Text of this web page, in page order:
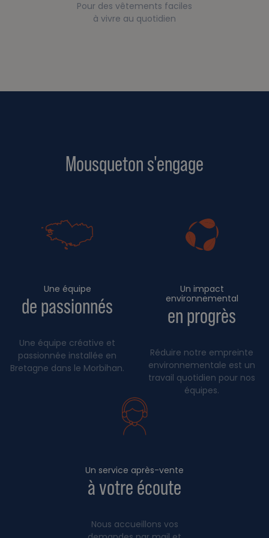
Pour des vêtements faciles
à vivre au quotidien
Mousqueton s'engage
Une équipe
de passionnés
Une équipe créative et
passionnée installée en
Bretagne dans le Morbihan.
Un impact
environnemental
en progrès
Réduire notre empreinte
environnementale est un
travail quotidien pour nos
équipes.
Un service après-vente
à votre écoute
Nous accueillons vos